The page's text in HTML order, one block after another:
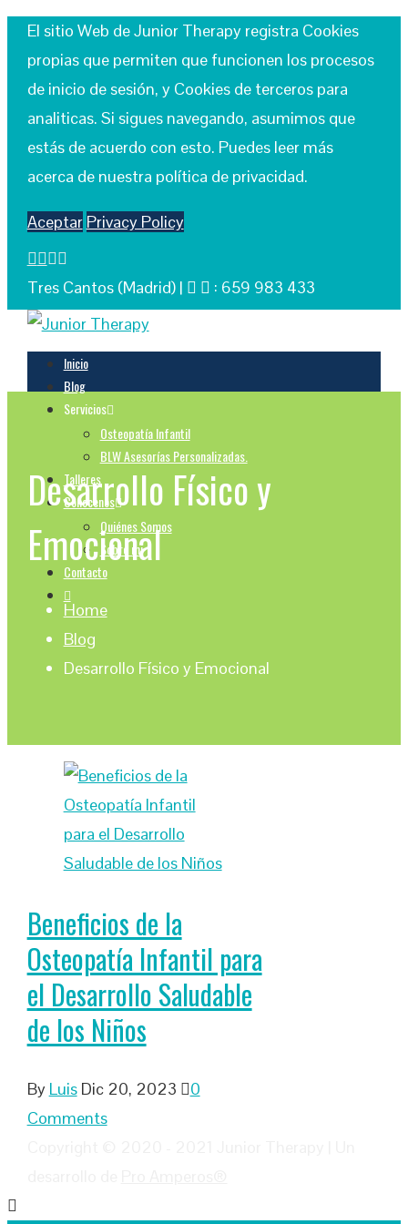
El sitio Web de Junior Therapy registra Cookies
propias que permiten que funcionen los procesos
de inicio de sesión, y Cookies de terceros para
analiticas. Si sigues navegando, asumimos que
estás de acuerdo con esto. Puedes leer más
acerca de nuestra política de privacidad.
Aceptar Privacy Policy
Tres Cantos (Madrid) | : 659 983 433
Inicio
Blog
Servicios
Osteopatía Infantil
BLW Asesorías Personalizadas.
Talleres
Conocenos
Quiénes Somos
Sobre mi
Contacto
Desarrollo Físico y
Emocional
Home
Blog
Desarrollo Físico y Emocional
Beneficios de la
Osteopatía Infantil para
el Desarrollo Saludable
de los Niños
By Luis Dic 20, 2023
0
Comments